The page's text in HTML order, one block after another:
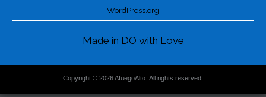
WordPress.org
Made in DO with Love
Copyright © 2026 AfuegoAlto. All rights reserved.